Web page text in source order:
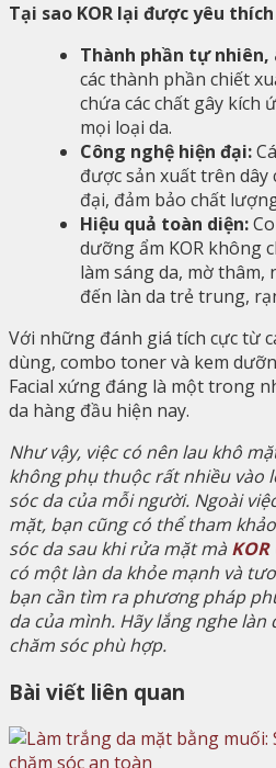
Tại sao KOR lại được yêu
Thành phần tự nhiên,
các thành phần chiết
chứa các chất gây kích
mọi loại da.
Công nghệ hiện đại:
được sản xuất trên dây
đại, đảm bảo chất
Hiệu quả toàn diện:
dưỡng ẩm KOR không
làm sáng da, mờ
đến làn da trẻ trung,
Với những đánh giá tích cực từ
dùng, combo toner và kem
Facial xứng đáng là một trong
da hàng đầu hiện nay.
Như vậy, việc có nên lau khô
không phụ thuộc rất nhiều vào
sóc da của mỗi người. Ngoài
mặt, bạn cũng có thể tham
sóc da sau khi rửa mặt mà
có một làn da khỏe mạnh và
bạn cần tìm ra phương pháp
da của mình. Hãy lắng nghe
chăm sóc phù hợp.
Bài viết liên quan